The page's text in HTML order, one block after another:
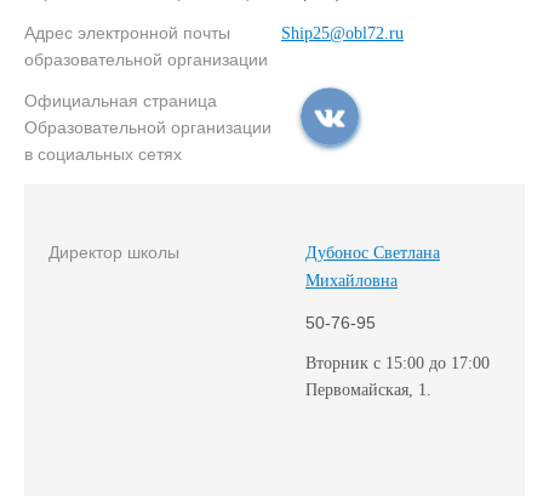
Адрес электронной почты
образовательной организации
Ship25@obl72.ru
Официальная страница
Образовательной организации
в социальных сетях
Директор школы
Дубонос Светлана
Михайловна
50-76-95
Вторник с 15:00 до 17:00
Первомайская, 1.